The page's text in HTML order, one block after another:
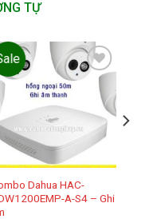
TỰ
Add to
wishlist
Dahua HAC-
A-S4 – Ghi